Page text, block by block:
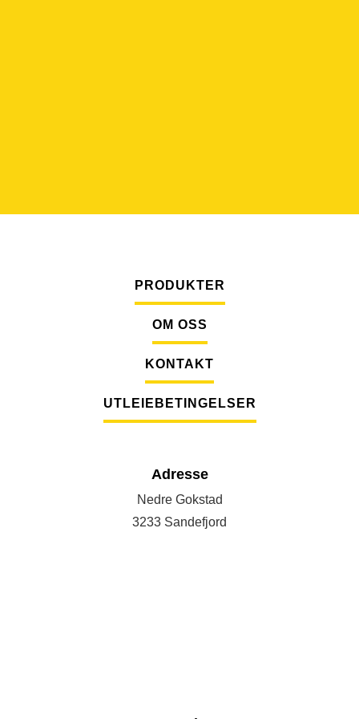
PRODUKTER
OM OSS
KONTAKT
UTLEIEBETINGELSER
Adresse
Nedre Gokstad
3233 Sandefjord